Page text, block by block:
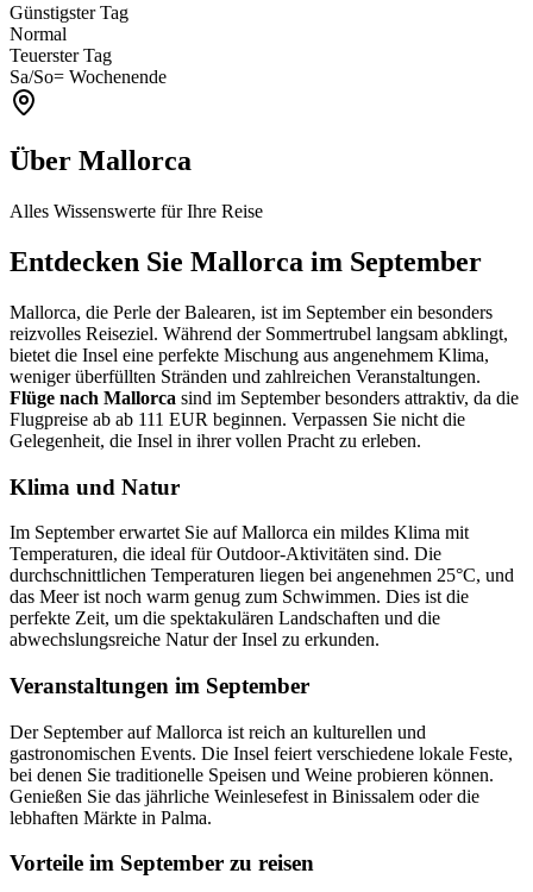
Günstigster Tag
Normal
Teuerster Tag
Sa/So= Wochenende
Über Mallorca
Alles Wissenswerte für Ihre Reise
Entdecken Sie Mallorca im September
Mallorca, die Perle der Balearen, ist im September ein besonders
reizvolles Reiseziel. Während der Sommertrubel langsam abklingt,
bietet die Insel eine perfekte Mischung aus angenehmem Klima,
weniger überfüllten Stränden und zahlreichen Veranstaltungen.
Flüge nach Mallorca sind im September besonders attraktiv, da die
Flugpreise ab ab 111 EUR beginnen. Verpassen Sie nicht die
Gelegenheit, die Insel in ihrer vollen Pracht zu erleben.
Klima und Natur
Im September erwartet Sie auf Mallorca ein mildes Klima mit
Temperaturen, die ideal für Outdoor-Aktivitäten sind. Die
durchschnittlichen Temperaturen liegen bei angenehmen 25°C, und
das Meer ist noch warm genug zum Schwimmen. Dies ist die
perfekte Zeit, um die spektakulären Landschaften und die
abwechslungsreiche Natur der Insel zu erkunden.
Veranstaltungen im September
Der September auf Mallorca ist reich an kulturellen und
gastronomischen Events. Die Insel feiert verschiedene lokale Feste,
bei denen Sie traditionelle Speisen und Weine probieren können.
Genießen Sie das jährliche Weinlesefest in Binissalem oder die
lebhaften Märkte in Palma.
Vorteile im September zu reisen